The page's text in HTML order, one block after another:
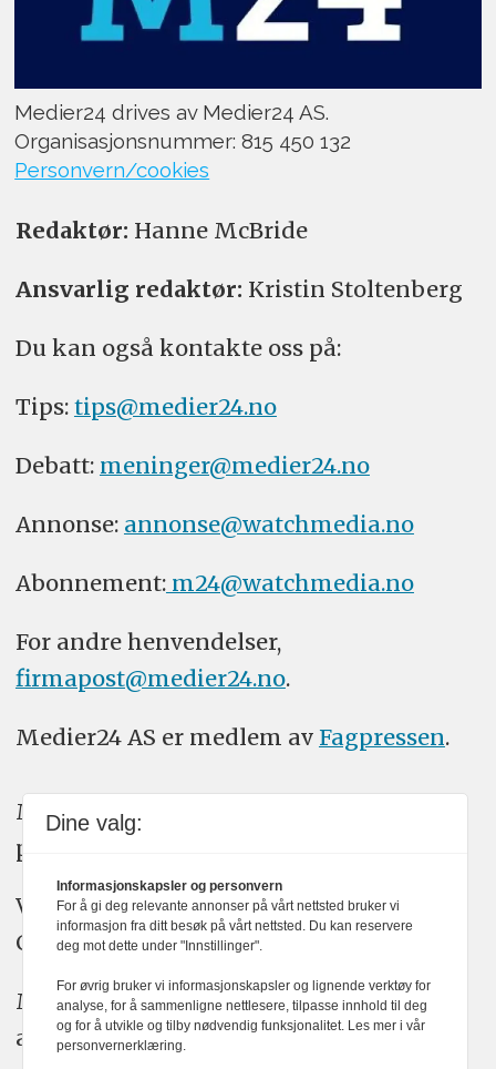
Medier24 drives av Medier24 AS.
Organisasjonsnummer: 815 450 132
Personvern/cookies
Redaktør: Hanne McBride
Ansvarlig redaktør: Kristin Stoltenberg
Du kan også kontakte oss på:
Tips: tips@medier24.no
Debatt: meninger@medier24.no
Annonse: annonse@watchmedia.no
Abonnement:m24@watchmedia.no
For andre henvendelser,
firmapost@medier24.no.
Medier24 AS er medlem av Fagpressen.
Medier24 arbeider etter Vær Varsom-
plakatens regler for god presseskikk.
Vi bruker KI-verktøy som ChatGPT,
Claude, og Gemini i journalistikken vår.
Medier24s redaksjon har alltid det fulle
ansvar for publisert innhold, med eller
Dine valg:
Informasjonskapsler og personvern
For å gi deg relevante annonser på vårt nettsted bruker vi
informasjon fra ditt besøk på vårt nettsted. Du kan reservere
deg mot dette under "Innstillinger".
For øvrig bruker vi informasjonskapsler og lignende verktøy for
analyse, for å sammenligne nettlesere, tilpasse innhold til deg
og for å utvikle og tilby nødvendig funksjonalitet. Les mer i vår
personvernerklæring.